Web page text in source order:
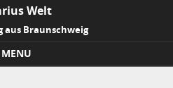
Welt
aus Braunschweig
MENU